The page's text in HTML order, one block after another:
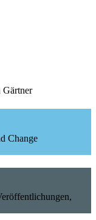
Gärtner
Change